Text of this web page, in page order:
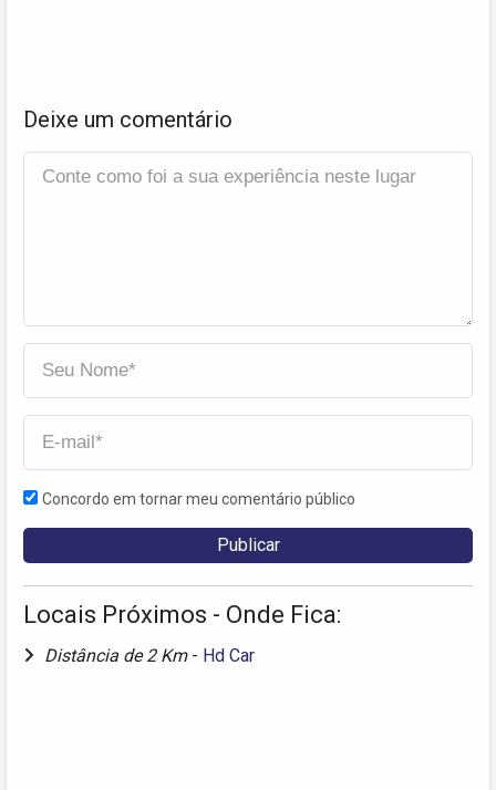
Deixe um comentário
Concordo em tornar meu comentário público
Locais Próximos - Onde Fica:
Distância de 2 Km - Hd Car